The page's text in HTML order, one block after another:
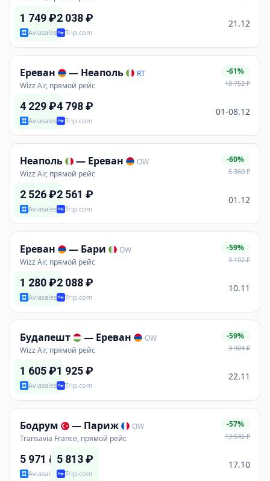
1 749₽
Aviasales
2 038₽
Trip.com
21.12
Ереван — Неаполь
RT
Wizz Air, прямой рейс
-61%
10 752₽
4 229₽
Aviasales
4 798₽
Trip.com
01-08.12
Неаполь — Ереван
OW
Wizz Air, прямой рейс
-60%
6 360₽
2 526₽
Aviasales
2 561 ₽
Trip.com
01.12
Ереван — Бари
OW
Wizz Air, прямой рейс
-59%
3 102₽
1 280₽
Aviasales
2 088₽
Trip.com
10.11
Будапешт — Ереван
OW
Wizz Air, прямой рейс
-59%
3 904₽
1 605₽
Aviasales
1 925₽
Trip.com
22.11
Бодрум — Париж
OW
Transavia France, прямой рейс
-57%
13 545₽
5 971 ₽
Aviasales
5 813₽
Trip.com
17.10